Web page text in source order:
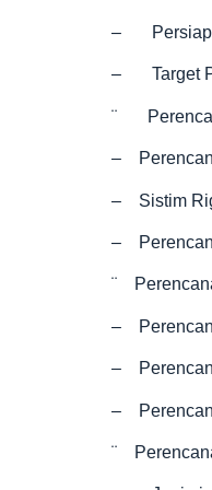
–
– Target
¨
–
– Sistim
–
¨
–
–
–
¨